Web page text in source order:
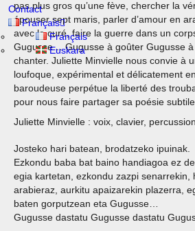
Contact
Français
Français
Euskara
pas plus gros qu’une fève, chercher la
épouser sept maris, parler d’amour en
avec le curé, faire la guerre dans un
Gugusse… Gugusse à goûter Gugusse
chanter. Juliette Minvielle nous convie à
loufoque, expérimental et délicatement
baroudeuse perpétue la liberté des
pour nous faire partager sa poésie subtile.
Juliette Minvielle : voix, clavier,
Josteko hari batean, brodatzeko ipuinak.
Ezkondu baba bat baino handiagoa ez
egia kartetan, ezkondu zazpi senarrekin,
arabieraz, aurkitu apaizarekin plazerra,
baten gorputzean eta Gugusse…
Gugusse dastatu Gugusse dastatu